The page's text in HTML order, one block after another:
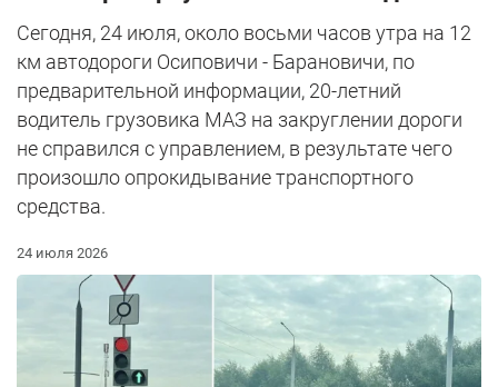
Сегодня, 24 июля, около восьми часов утра на 12
км автодороги Осиповичи - Барановичи, по
предварительной информации, 20-летний
водитель грузовика МАЗ на закруглении дороги
не справился с управлением, в результате чего
произошло опрокидывание транспортного
средства.
24 июля 2026